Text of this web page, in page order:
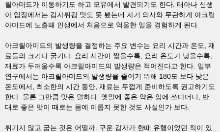
릴아미드가 이동하기도 하고 모유에서 발견되기도 한다. 태아나 신생
아 입장에서는 감자튀김 맛도 못 봤는데 자기 의사와 무관하게 아크릴
아미드에 노출돼 인생에서 처음으로 억울한 일을 경험하게 된다.
아크릴아미드의 발생량을 결정하는 주요 변수는 요리 시간과 온도, 재
료들의 크기나 굵기다. 요리 시간이 짧을수록, 요리 온도가 낮을수록,
재료가 두꺼울수록 아크릴아미드의 발생량은 적어진다고 한다. 일부
연구에서는 아크릴아미드의 발생량을 줄이기 위해 180도 보다 낮은
온도에서, 최소한의 시간 동안, 재료는 두껍게 준비하도록 권고하기도
한다. 물론 그만큼 맛은 덜하다. 옛말에 좋은 약은 입에 쓰다더니, 반
대로 좋은 맛이 때로는 몸에 이롭지 못한 것도 사실인가 보다.
튀기지 않고 굽는 것은 어떨까. 구운 감자가 한때 유행이었던 적이 있